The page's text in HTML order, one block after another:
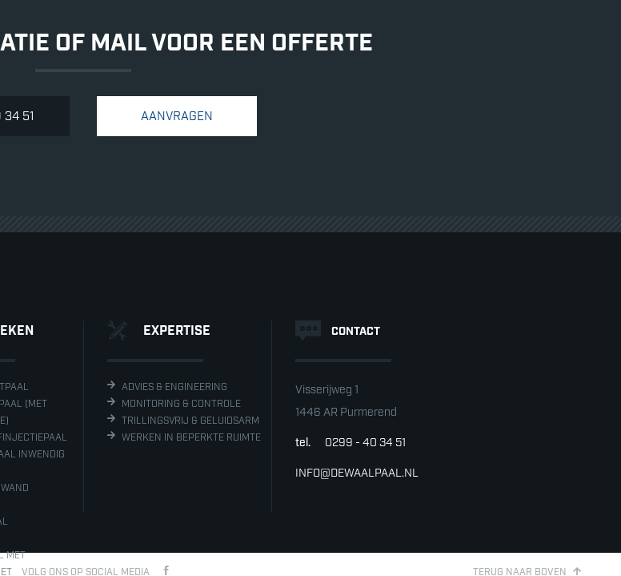
OF MAIL VOOR EEN OFFERTE
51 AANVRAGEN
(MET
INWENDIG
MET
EXPERTISE
ADVIES & ENGINEERING
MONITORING & CONTROLE
TRILLINGSVRIJ & GELUIDSARM
WERKEN IN BEPERKTE RUIMTE
CONTACT
Visserijweg 1
1446 AR Purmerend
tel. 0299 - 40 34 51
INFO@DEWAALPAAL.NL
VOLG ONS OP SOCIAL MEDIA TERUG NAAR BOVEN